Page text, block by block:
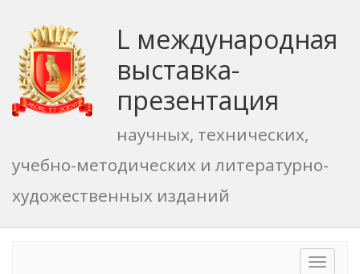
L международная
выставка-
презентация
научных, технических,
учебно-методических и литературно-
художественных изданий
Toggle